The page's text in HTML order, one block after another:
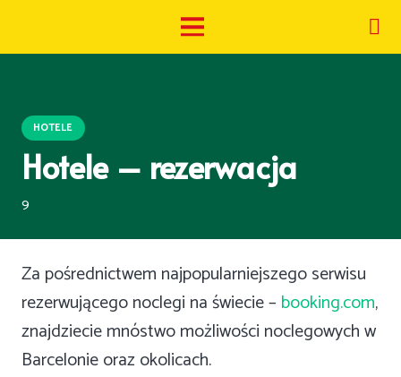
HOTELE
Hotele – rezerwacja
9
Za pośrednictwem najpopularniejszego serwisu
rezerwującego noclegi na świecie – booking.com,
znajdziecie mnóstwo możliwości noclegowych w
Barcelonie oraz okolicach.